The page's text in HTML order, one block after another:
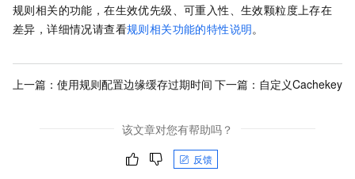
规则相关的功能，在生效优先级、可重入性、生效颗粒度上存在
差异，详细情况请查看规则相关功能的特性说明。
上一篇： 使用规则配置边缘缓存过期时间 下一篇： 自定义Cachekey
该文章对您有帮助吗？
反馈